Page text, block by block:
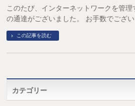
このたび、インターネットワークを管
の通達がございました。 お手数でござ
この記事を読む
カテゴリー